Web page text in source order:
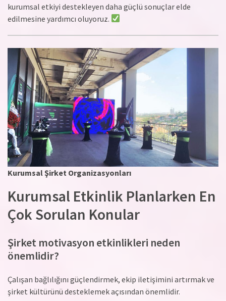
kurumsal etkiyi destekleyen daha güçlü sonuçlar elde
edilmesine yardımcı oluyoruz.
Kurumsal Şirket Organizasyonları
Kurumsal Etkinlik Planlarken En
Çok Sorulan Konular
Şirket motivasyon etkinlikleri neden
önemlidir?
Çalışan bağlılığını güçlendirmek, ekip iletişimini artırmak ve
şirket kültürünü desteklemek açısından önemlidir.